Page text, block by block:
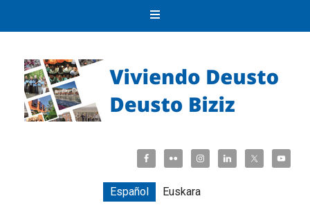
Español Euskara